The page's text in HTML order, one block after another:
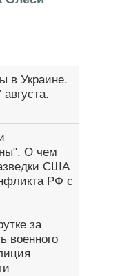
в Украине.
О чем
США
РФ с
за
военного